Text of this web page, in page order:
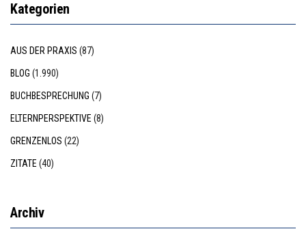
Kategorien
AUS DER PRAXIS (87)
BLOG (1.990)
BUCHBESPRECHUNG (7)
ELTERNPERSPEKTIVE(8)
GRENZENLOS (22)
ZITATE(40)
Archiv